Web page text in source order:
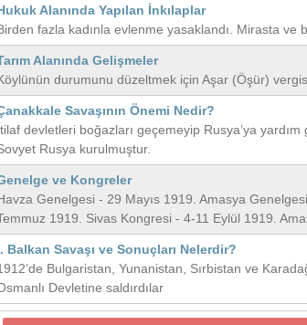
Alanında Yapılan İnkılaplar
fazla kadınla evlenme yasaklandı. Mirasta ve
Alanında Gelişmeler
durumunu düzeltmek için Aşar (Öşür) vergisi
Savaşının Önemi Nedir?
devletleri boğazları geçemeyip Rusya’ya yardım
Rusya kurulmuştur.
ve Kongreler
Genelgesi - 29 Mayıs 1919. Amasya
1919. Sivas Kongresi - 4-11 Eylül 1919.
Balkan Savaşı ve Sonuçları Nelerdir?
Bulgaristan, Yunanistan, Sırbistan ve
Devletine saldırdılar